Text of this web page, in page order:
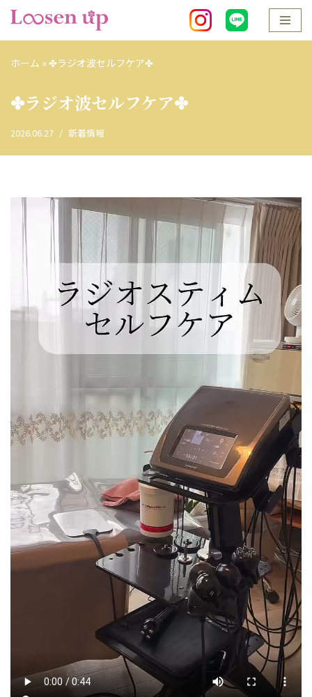
コ
ン
ツ
キ
ホーム »✤ラジオ波セルフケア✤
✤ラジオ波セルフケア✤
2026.06.27 新着情報